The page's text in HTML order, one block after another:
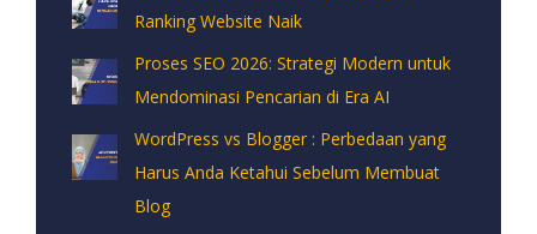
Ranking Website Naik
Proses SEO 2026: Strategi Modern untuk
Mendominasi Pencarian di Era AI
WordPress vs Blogger : Perbedaan yang
Harus Anda Ketahui Sebelum Membuat
Blog